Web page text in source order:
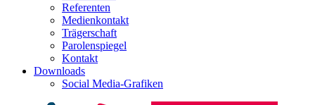
Referenten
Medienkontakt
Trägerschaft
Parolenspiegel
Kontakt
Downloads
Social Media-Grafiken